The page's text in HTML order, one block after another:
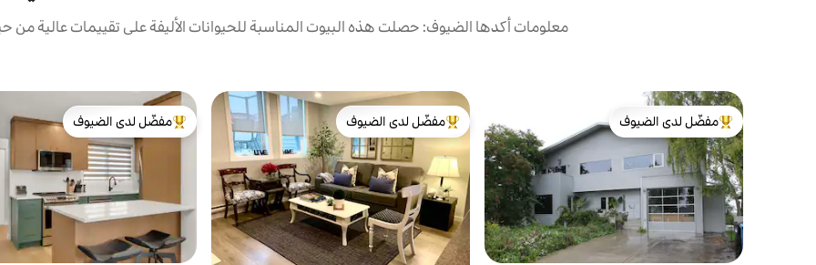
معلومات أكدها الضيوف: حصلت هذه البيوت المناسبة للحيوانات الأليفة على تقييمات عالية من
من أبرز البيوت المفضّلة لدى الضيوف
مفضّل لدى الضيوف
من أبرز البيوت المفضّلة لدى الضيوف
مفضّل لدى الضيوف
من أبرز البيوت المفضّلة لدى الضيوف
مفضّل لدى الضيوف